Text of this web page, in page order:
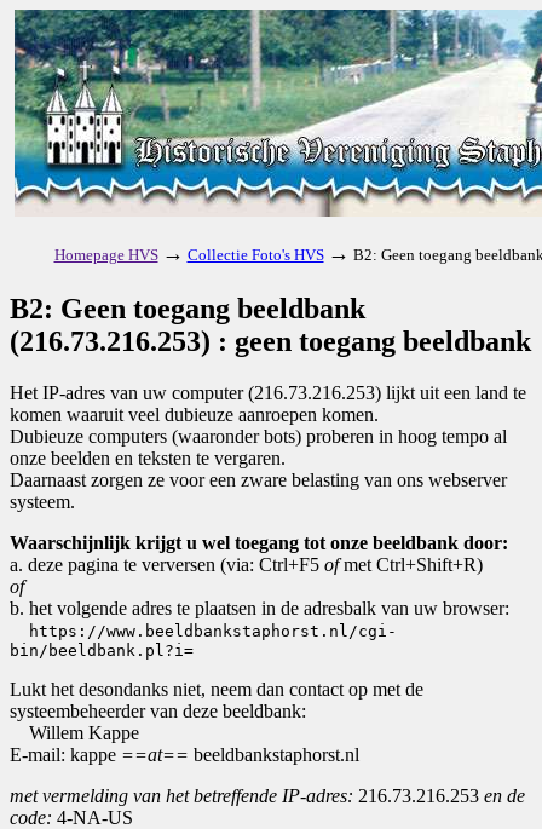
Homepage HVS → Collectie Foto's HVS → B2: Geen toegang
B2: Geen toegang beeldbank
(216.73.216.253) : geen toegang beeldbank
Het IP-adres van uw computer (216.73.216.253) lijkt uit een land te
komen waaruit veel dubieuze aanroepen komen.
Dubieuze computers (waaronder bots) proberen in hoog tempo al
onze beelden en teksten te vergaren.
Daarnaast zorgen ze voor een zware belasting van ons webserver
systeem.
Waarschijnlijk krijgt u wel toegang tot onze beeldbank door:
a. deze pagina te verversen (via: Ctrl+F5 ofmet Ctrl+Shift+R)
of
b. het volgende adres te plaatsen in de adresbalk van uw browser:
https://www.beeldbankstaphorst.nl/cgi-
bin/beeldbank.pl?i=
Lukt het desondanks niet, neem dan contact op met de
systeembeheerder van deze beeldbank:
Willem Kappe
E-mail: kappe ==at== beeldbankstaphorst.nl
met vermelding van het betreffende IP-adres: 216.73.216.253 en de
code: 4-NA-US